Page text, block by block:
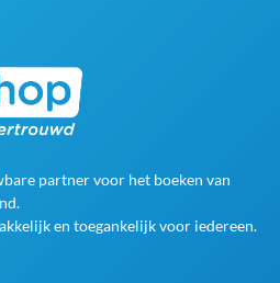
partner voor het boeken van
en toegankelijk voor iedereen.